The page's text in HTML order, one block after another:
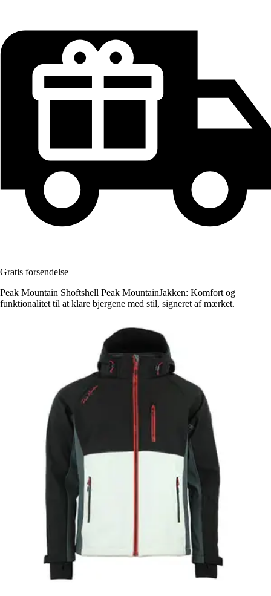
Gratis forsendelse
Peak Mountain Shoftshell Peak MountainJakken: Komfort og
funktionalitet til at klare bjergene med stil, signeret af mærket.